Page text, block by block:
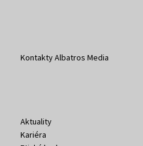
Kontakty Albatros Media
Aktuality
Kariéra